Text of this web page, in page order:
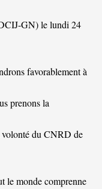
GN) le lundi 24
favorablement à
prenons la
volonté du CNRD de
le monde comprenne